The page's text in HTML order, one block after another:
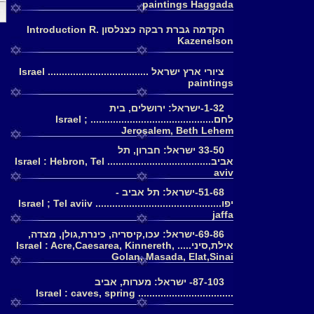
paintings Haggada
הקדמה גברת רבקה כצנלסון Introduction R.
Kazenelson
ציורי ארץ ישראל .................................... Israel
paintings
1-32-ישראל: ירושלים, בית
לחם............................................ Israel ;
Jerosalem, Beth Lehem
33-50 ישראל: חברון, תל
אביב..................................... Israel : Hebron, Tel
aviv
51-68-ישראל: תל אביב -
יפו............................................. Israel ; Tel aviiv
jaffa
69-86-ישראל: עכו,קיסריה, כינרת,גולן, מצדה,
אילת,סיני..... Israel : Acre,Caesarea, Kinnereth,
Golan, Masada, Elat,Sinai
87-103- ישראל: מערות, אביב
.................................. Israel : caves, spring